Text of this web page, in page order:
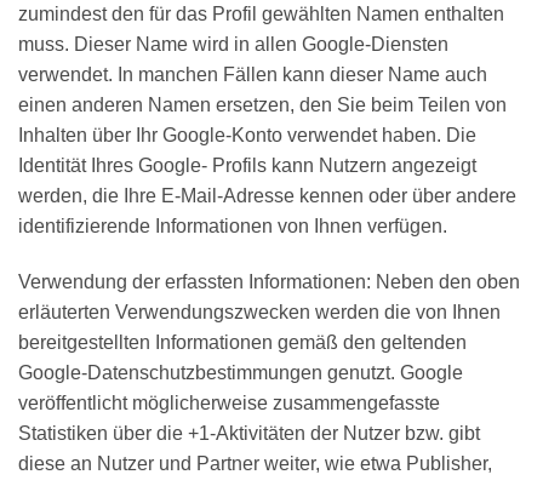
zumindest den für das Profil gewählten Namen enthalten
muss. Dieser Name wird in allen Google-Diensten
verwendet. In manchen Fällen kann dieser Name auch
einen anderen Namen ersetzen, den Sie beim Teilen von
Inhalten über Ihr Google-Konto verwendet haben. Die
Identität Ihres Google- Profils kann Nutzern angezeigt
werden, die Ihre E-Mail-Adresse kennen oder über andere
identifizierende Informationen von Ihnen verfügen.
Verwendung der erfassten Informationen: Neben den oben
erläuterten Verwendungszwecken werden die von Ihnen
bereitgestellten Informationen gemäß den geltenden
Google-Datenschutzbestimmungen genutzt. Google
veröffentlicht möglicherweise zusammengefasste
Statistiken über die +1-Aktivitäten der Nutzer bzw. gibt
diese an Nutzer und Partner weiter, wie etwa Publisher,